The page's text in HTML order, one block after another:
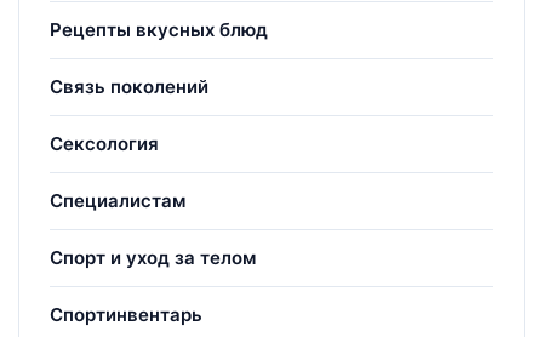
Рецепты вкусных блюд
Связь поколений
Сексология
Специалистам
Спорт и уход за телом
Спортинвентарь